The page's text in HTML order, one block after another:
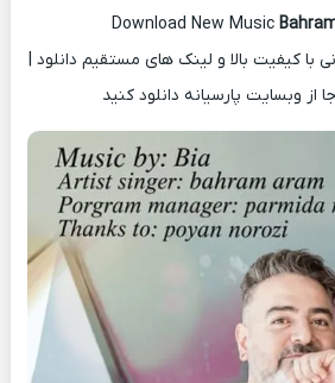
Download New Music
کیفیت بالا و لینک های مستقیم دانلود |
از وبسایت پارسیانه دانلود کنید